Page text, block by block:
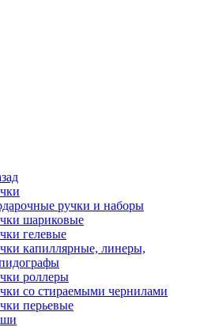
ручки и наборы
шариковые
гелевые
капиллярные, линеры,
роллеры
со стираемыми чернилами
перьевые